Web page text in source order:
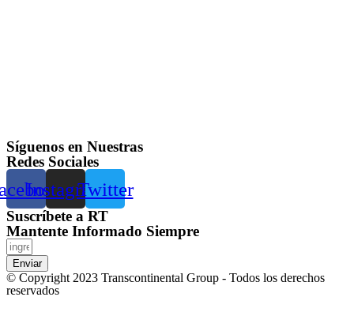
Síguenos en Nuestras
Redes Sociales
InstagramTwitter
Suscríbete a RT
Mantente Informado Siempre
Enviar
© Copyright 2023 Transcontinental Group - Todos los derechos
reservados